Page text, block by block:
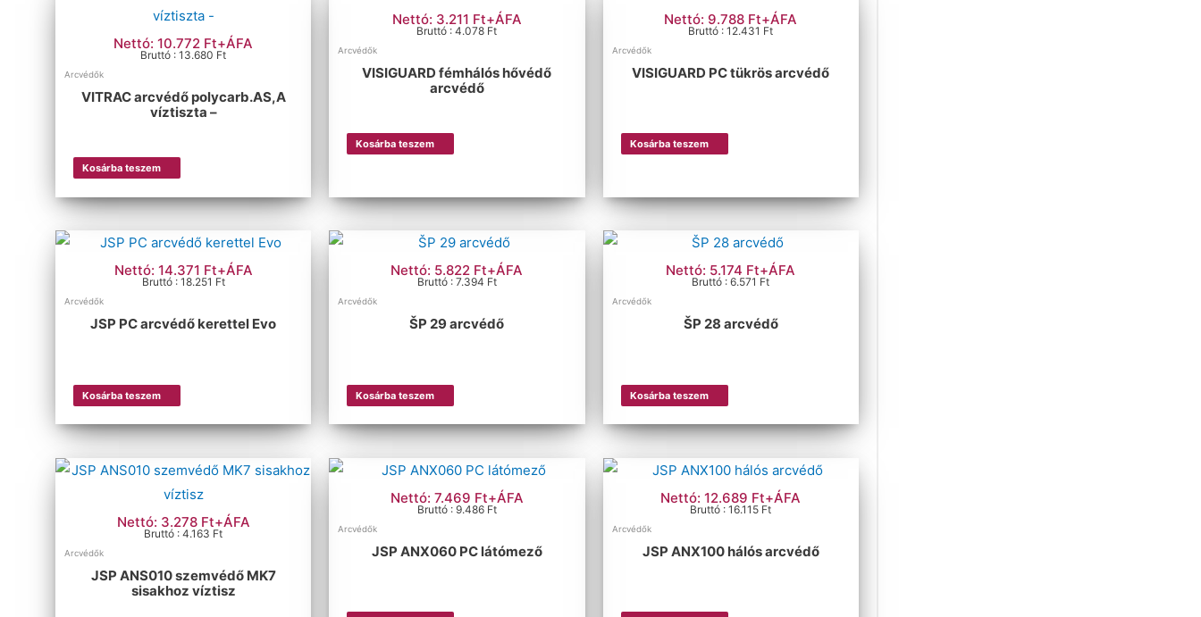
Nettó: 10.772 Ft+ÁFA
Bruttó : 13.680 Ft
Arcvédők
VITRAC arcvédő polycarb.AS,A
víztiszta –
Kosárba teszem
Nettó: 3.211 Ft+ÁFA
Bruttó : 4.078 Ft
Arcvédők
VISIGUARD fémhálós hővédő
arcvédő
Kosárba teszem
Nettó: 9.788 Ft+ÁFA
Bruttó : 12.431 Ft
Arcvédők
VISIGUARD PC tükrös arcvédő
Kosárba teszem
Nettó: 14.371 Ft+ÁFA
Bruttó : 18.251 Ft
Arcvédők
JSP PC arcvédő kerettel Evo
Kosárba teszem
Nettó: 5.822 Ft+ÁFA
Bruttó : 7.394 Ft
Arcvédők
ŠP 29 arcvédő
Kosárba teszem
Nettó: 5.174 Ft+ÁFA
Bruttó : 6.571 Ft
Arcvédők
ŠP 28 arcvédő
Kosárba teszem
Nettó: 3.278 Ft+ÁFA
Bruttó : 4.163 Ft
Arcvédők
JSP ANS010 szemvédő MK7
sisakhoz víztisz
Nettó: 7.469 Ft+ÁFA
Bruttó : 9.486 Ft
Arcvédők
JSP ANX060 PC látómező
Nettó: 12.689 Ft+ÁFA
Bruttó : 16.115 Ft
Arcvédők
JSP ANX100 hálós arcvédő